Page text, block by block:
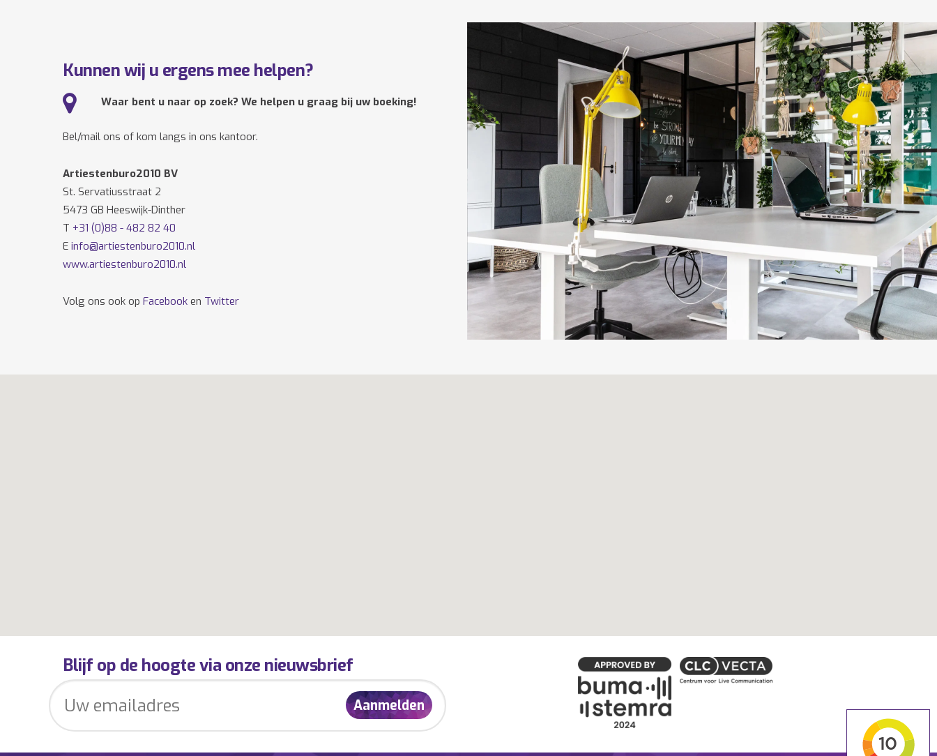
Kunnen wij u ergens mee helpen?
Waar bent u naar op zoek? We helpen u graag bij uw boeking!
Bel/mail ons of kom langs in ons kantoor.
Artiestenburo2010 BV
St. Servatiusstraat 2
5473 GB Heeswijk-Dinther
T +31 (0)88 - 482 82 40
E info@artiestenburo2010.nl
www.artiestenburo2010.nl
Volg ons ook op Facebook en Twitter
Blijf op de hoogte via onze nieuwsbrief